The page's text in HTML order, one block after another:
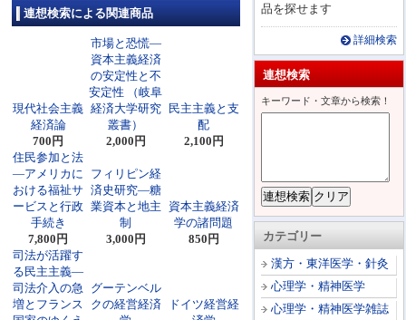
品を探せます
詳細検索
連想検索
キーワード・文章から検索！
カテゴリー
漢方・東洋医学・針灸
心理学・精神医学
心理学・精神医学雑誌
連想検索による関連商品
現代社会主義
経済論
700円
市場と恐慌―
資本主義経済
の安定性と不
安定性 （岐阜
経済大学研究
叢書）
2,000円
民主主義と支
配
2,100円
住民参加と法
―アメリカに
おける福祉サ
ービスと行政
手続き
7,800円
フィリピン経
済史研究―糖
業資本と地主
制
3,000円
資本主義経済
学の諸問題
850円
司法が活躍す
る民主主義―
司法介入の急
増とフランス
グーテンベル
クの経営経済
ドイツ経営経